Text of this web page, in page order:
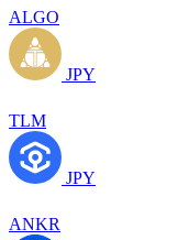
ALGO
JPY
TLM
JPY
ANKR